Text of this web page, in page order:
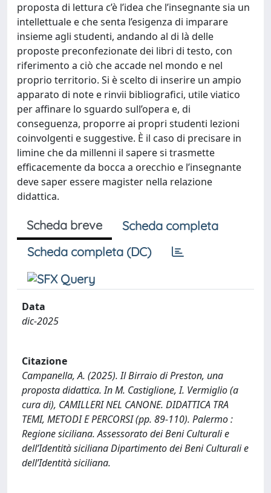
proposta di lettura c’è l’idea che l’insegnante sia un
intellettuale e che senta l’esigenza di imparare
insieme agli studenti, andando al di là delle
proposte preconfezionate dei libri di testo, con
riferimento a ciò che accade nel mondo e nel
proprio territorio. Si è scelto di inserire un ampio
apparato di note e rinvii bibliografici, utile viatico
per affinare lo sguardo sull’opera e, di
conseguenza, proporre ai propri studenti lezioni
coinvolgenti e suggestive. È il caso di precisare in
limine che da millenni il sapere si trasmette
efficacemente da bocca a orecchio e l’insegnante
deve saper essere magister nella relazione
didattica.
Scheda breve
Scheda completa
Scheda completa (DC)
Data
dic-2025
Citazione
Campanella, A. (2025). Il Birraio di Preston, una
proposta didattica. In M. Castiglione, I. Vermiglio (a
cura di), CAMILLERI NEL CANONE. DIDATTICA TRA
TEMI, METODI E PERCORSI (pp. 89-110). Palermo :
Regione siciliana. Assessorato dei Beni Culturali e
dell’Identità siciliana Dipartimento dei Beni Culturali e
dell’Identità siciliana.